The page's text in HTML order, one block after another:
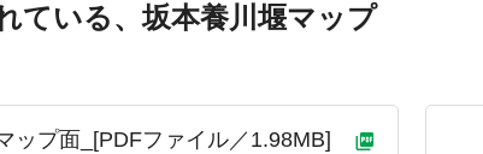
ている、坂本養川堰マップ
ップ面_[PDFファイル／1.98MB]